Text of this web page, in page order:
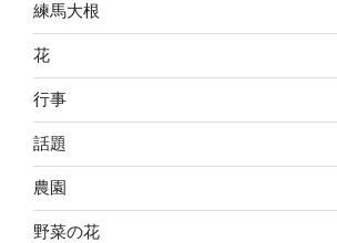
練馬大根
花
行事
話題
農園
野菜の花